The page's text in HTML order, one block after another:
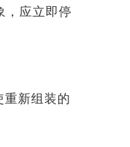
，应立即停
新组装的